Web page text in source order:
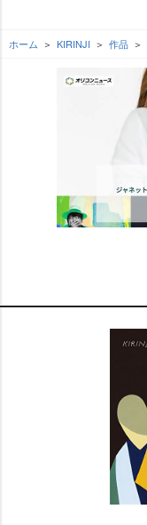
ホーム KIRINJI 作品